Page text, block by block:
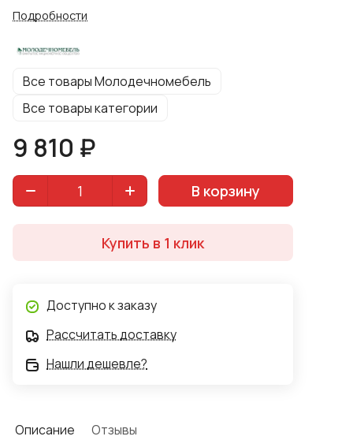
фабрики предлагают изделие в нешаблонном цвете
БП", что подчёркивает современность изделия.
Подробности
Все товары Молодечномебель
Все товары категории
9 810 ₽
В корзину
Купить в 1 клик
Доступно к заказу
Рассчитать доставку
Нашли дешевле?
Описание Отзывы